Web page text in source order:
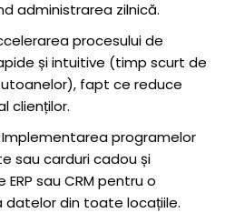
administrarea zilnică.
procesului de
și intuitive (timp scurt de
fapt ce reduce
clienților.
Implementarea programelor
sau carduri cadou și
sau CRM pentru o
datelor din toate locațiile.